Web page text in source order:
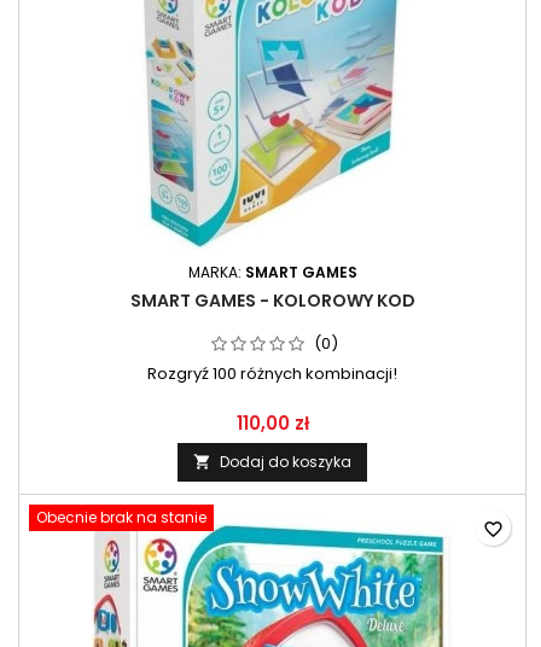
MARKA: SMART GAMES
SMART GAMES - KOLOROWY KOD
(0)
Rozgryź 100 różnych kombinacji!
110,00 zł
 Dodaj do koszyka
Obecnie brak na stanie
favorite_border